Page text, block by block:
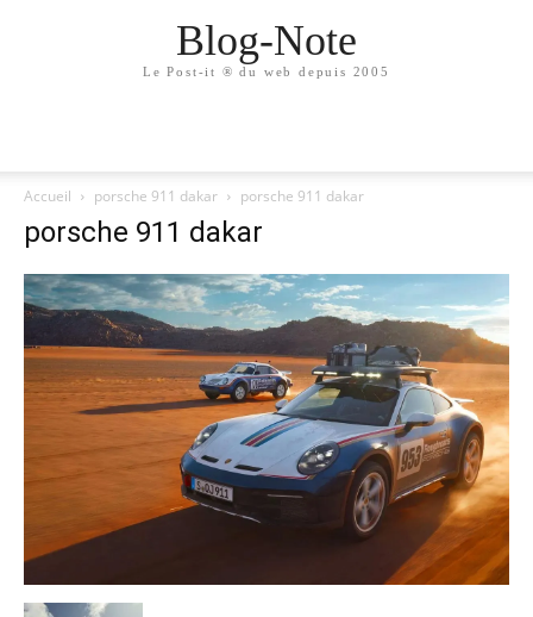
Blog-Note
Le Post-it ® du web depuis 2005
Accueil porsche 911 dakar porsche 911 dakar
porsche 911 dakar